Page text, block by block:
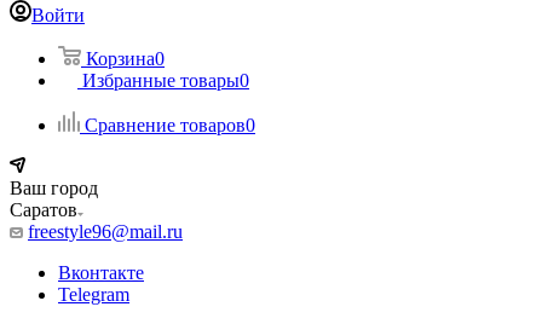
Войти
Корзина0
Избранные товары0
Сравнение товаров0
Ваш город
Саратов
freestyle96@mail.ru
Вконтакте
Telegram